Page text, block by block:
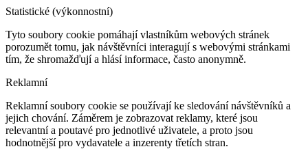
Statistické (výkonnostní)
Tyto soubory cookie pomáhají vlastníkům webových stránek
porozumět tomu, jak návštěvníci interagují s webovými stránkami
tím, že shromažďují a hlásí informace, často anonymně.
Reklamní
Reklamní soubory cookie se používají ke sledování návštěvníků a
jejich chování. Záměrem je zobrazovat reklamy, které jsou
relevantní a poutavé pro jednotlivé uživatele, a proto jsou
hodnotnější pro vydavatele a inzerenty třetích stran.